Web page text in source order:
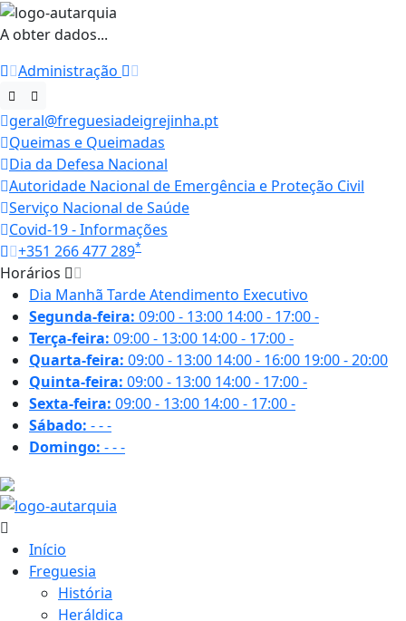
A obter dados...
Administração
geral@freguesiadeigrejinha.pt
Queimas e Queimadas
Dia da Defesa Nacional
Autoridade Nacional de Emergência e Proteção Civil
Serviço Nacional de Saúde
Covid-19 - Informações
+351 266 477 289*
Horários
Dia Manhã TardeAtendimento Executivo
Segunda-feira: 09:00 - 13:00 14:00 - 17:00-
Terça-feira: 09:00 - 13:00 14:00 - 17:00-
Quarta-feira: 09:00 - 13:00 14:00 - 16:00 19:00 - 20:00
Quinta-feira: 09:00 - 13:00 14:00 - 17:00-
Sexta-feira: 09:00 - 13:00 14:00 - 17:00-
Sábado: ---
Domingo: ---
Início
Freguesia
História
Heráldica